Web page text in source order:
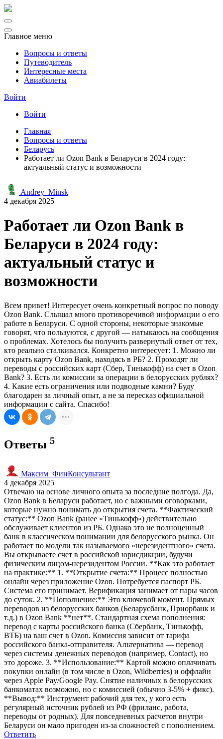
Главное меню
Вопросы и ответы
Путеводитель
Интересные места
Авиабилеты
Войти
Войти
Главная
Вопросы и ответы
Беларусь
Работает ли Ozon Bank в Беларуси в 2024 году:
актуальный статус и возможности
Andrey_Minsk
4 декабря 2025
Работает ли Ozon Bank в
Беларуси в 2024 году:
актуальный статус и
возможности
Всем привет! Интересует очень конкретный вопрос по поводу
Ozon Bank. Слышал много противоречивой информации о его
работе в Беларуси. С одной стороны, некоторые знакомые
говорят, что пользуются, с другой — натыкаюсь на сообщения
о проблемах. Хотелось бы получить развернутый ответ от тех,
кто реально сталкивался. Конкретно интересует: 1. Можно ли
открыть карту Ozon Bank, находясь в РБ? 2. Проходят ли
переводы с российских карт (Сбер, Тинькофф) на счет в Ozon
Bank? 3. Есть ли комиссии за операции в белорусских рублях?
4. Какие есть ограничения или подводные камни? Буду
благодарен за личный опыт, а не за пересказ официальной
информации с сайта. Спасибо!
Ответы 5
Максим_ФинКонсультант
4 декабря 2025
Отвечаю на основе личного опыта за последние полгода. Да,
Ozon Bank в Беларуси работает, но с важными оговорками,
которые нужно понимать до открытия счета. **Фактический
статус:** Ozon Bank (ранее «Тинькофф») действительно
обслуживает клиентов из РБ. Однако это не полноценный
банк в классическом понимании для белорусского рынка. Он
работает по модели так называемого «нерезидентного» счета.
Вы открываете счет в российской юрисдикции, будучи
физическим лицом-нерезидентом России. **Как это работает
на практике:** 1. **Открытие счета:** Процесс полностью
онлайн через приложение Ozon. Потребуется паспорт РБ.
Система его принимает. Верификация занимает от пары часов
до суток. 2. **Пополнение:** Это ключевой момент. Прямых
переводов из белорусских банков (Беларусбанк, Приорбанк и
т.д.) в Ozon Bank **нет**. Стандартная схема пополнения:
перевод с карты российского банка (Сбербанк, Тинькофф,
ВТБ) на ваш счет в Ozon. Комиссия зависит от тарифа
российского банка-отправителя. Альтернатива — перевод
через системы денежных переводов (например, Contact), но
это дороже. 3. **Использование:** Картой можно оплачивать
покупки онлайн (в том числе в Ozon, Wildberries) и оффлайн
через Apple Pay/Google Pay. Снятие наличных в белорусских
банкоматах возможно, но с комиссией (обычно 3-5% + фикс).
**Вывод:** Инструмент рабочий для тех, у кого есть
регулярный источник рублей из РФ (фриланс, работа,
переводы от родных). Для повседневных расчетов внутри
Беларуси он мало пригоден из-за сложностей с пополнением.
Ответить